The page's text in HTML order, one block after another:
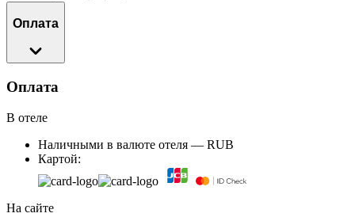
Оплата
Оплата
В отеле
Наличными в валюте отеля — RUB
Картой:
На сайте